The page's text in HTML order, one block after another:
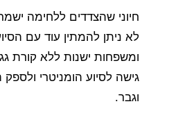
חיוני שהצדדים ללחימה
לא ניתן להמתין עוד עם
ומשפחות ישנות ללא קורת
גישה לסיוע הומניטרי
וגבר.